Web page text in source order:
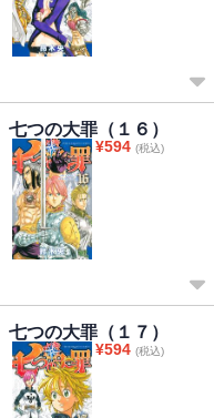
七つの大罪（１６）
¥594 (税込)
七つの大罪（１７）
¥594 (税込)